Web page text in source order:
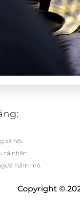
xã hội.
nhân.
hâm mộ.
Copyright ©